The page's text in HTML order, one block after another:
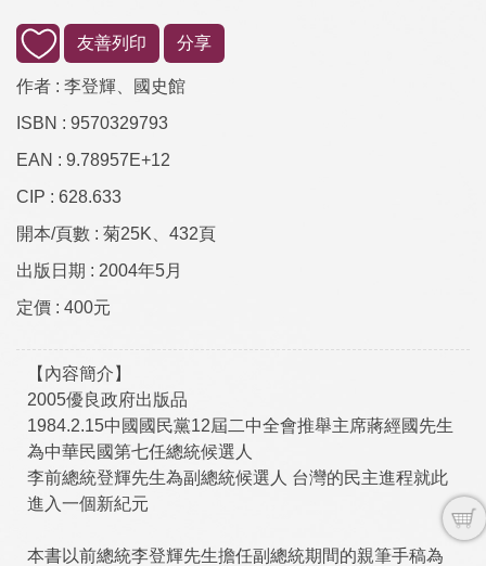
友善列印 分享
作者 : 李登輝、國史館
ISBN : 9570329793
EAN : 9.78957E+12
CIP : 628.633
開本/頁數 : 菊25K、432頁
出版日期 : 2004年5月
定價 : 400元
【內容簡介】
2005優良政府出版品
1984.2.15中國國民黨12屆二中全會推舉主席蔣經國先生
為中華民國第七任總統候選人
李前總統登輝先生為副總統候選人 台灣的民主進程就此
進入一個新紀元
本書以前總統李登輝先生擔任副總統期間的親筆手稿為